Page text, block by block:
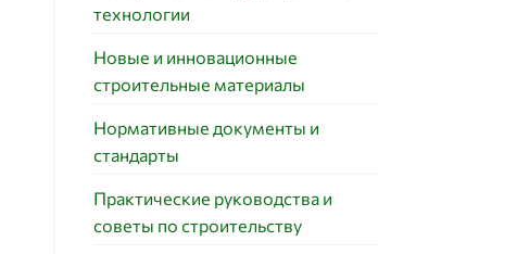
технологии
Новые и инновационные
строительные материалы
Нормативные документы и
стандарты
Практические руководства и
советы по строительству